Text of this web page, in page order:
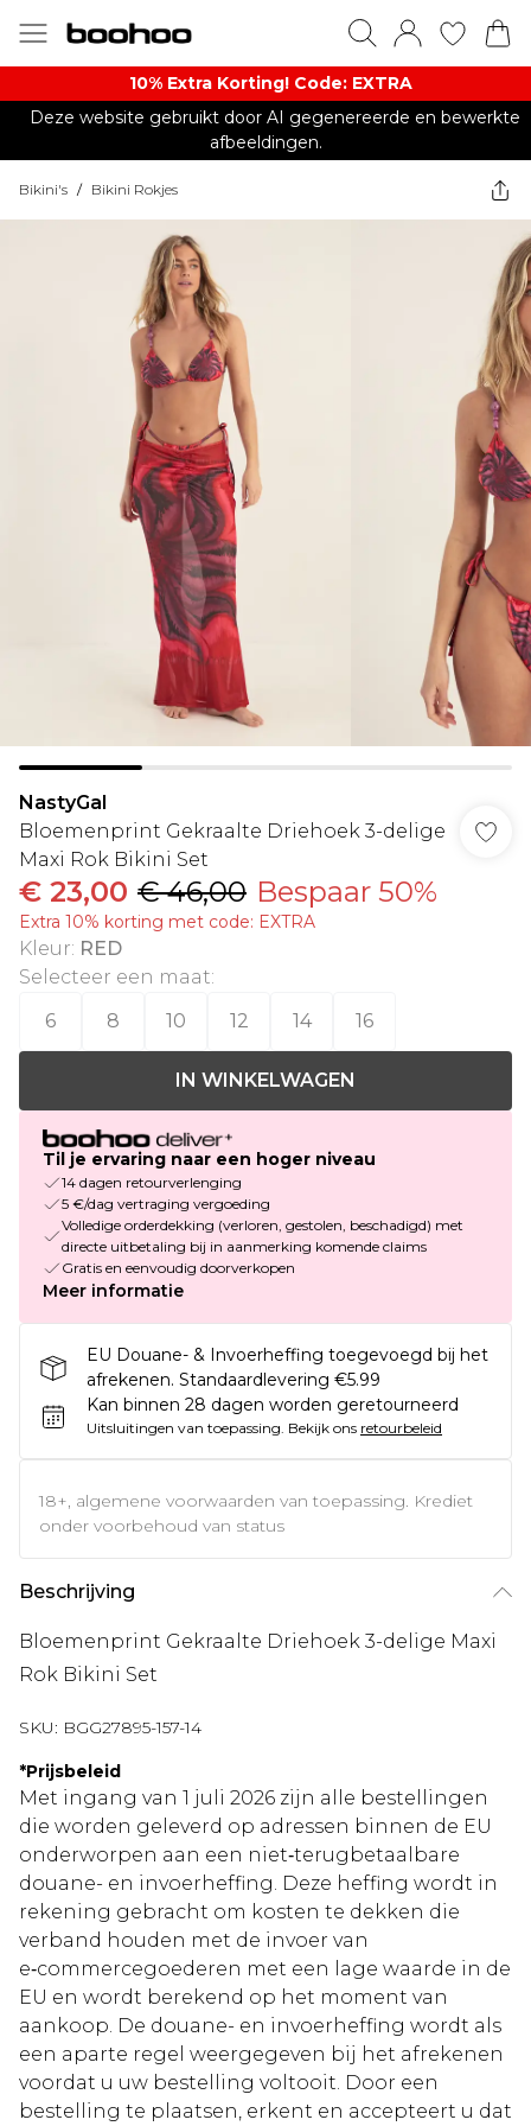
10% Extra Korting! Code: EXTRA​
Deze website gebruikt door AI gegenereerde en bewerkte
afbeeldingen.
Bikini's / Bikini Rokjes
NastyGal
Bloemenprint Gekraalte Driehoek 3-delige
Maxi Rok Bikini Set
€ 23,00 € 46,00 Bespaar 50%
Extra 10% korting met code: EXTRA
Kleur: RED
Selecteer een maat:
6
8 10 12 14 16
IN WINKELWAGEN
Til je ervaring naar een hoger niveau
14 dagen retourverlenging
5 €/dag vertraging vergoeding
Volledige orderdekking (verloren, gestolen, beschadigd) met
directe uitbetaling bij in aanmerking komende claims
Gratis en eenvoudig doorverkopen
Meer informatie
EU Douane- & Invoerheffing toegevoegd bij het
afrekenen. Standaardlevering €5.99
Kan binnen 28 dagen worden geretourneerd
Uitsluitingen van toepassing. Bekijk ons retourbeleid
18+, algemene voorwaarden van toepassing. Krediet
onder voorbehoud van status
Beschrijving
Bloemenprint Gekraalte Driehoek 3-delige Maxi
Rok Bikini Set
SKU: BGG27895-157-14
*Prijsbeleid
Met ingang van 1 juli 2026 zijn alle bestellingen
die worden geleverd op adressen binnen de EU
onderworpen aan een niet‑terugbetaalbare
douane- en invoerheffing. Deze heffing wordt in
rekening gebracht om kosten te dekken die
verband houden met de invoer van
e‑commercegoederen met een lage waarde in de
EU en wordt berekend op het moment van
aankoop. De douane- en invoerheffing wordt als
een aparte regel weergegeven bij het afrekenen
voordat u uw bestelling voltooit. Door een
bestelling te plaatsen, erkent en accepteert u dat